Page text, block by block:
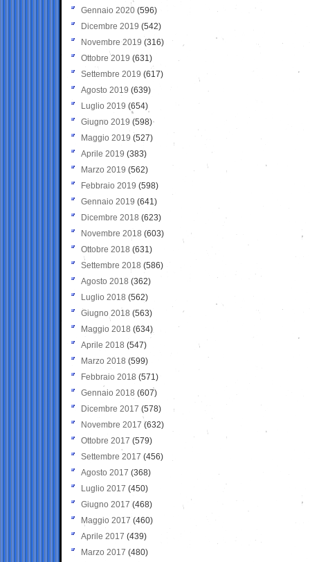
Gennaio 2020 (596)
Dicembre 2019 (542)
Novembre 2019 (316)
Ottobre 2019 (631)
Settembre 2019 (617)
Agosto 2019 (639)
Luglio 2019 (654)
Giugno 2019 (598)
Maggio 2019 (527)
Aprile 2019 (383)
Marzo 2019 (562)
Febbraio 2019 (598)
Gennaio 2019 (641)
Dicembre 2018 (623)
Novembre 2018 (603)
Ottobre 2018 (631)
Settembre 2018 (586)
Agosto 2018 (362)
Luglio 2018 (562)
Giugno 2018 (563)
Maggio 2018 (634)
Aprile 2018 (547)
Marzo 2018 (599)
Febbraio 2018 (571)
Gennaio 2018 (607)
Dicembre 2017 (578)
Novembre 2017 (632)
Ottobre 2017 (579)
Settembre 2017 (456)
Agosto 2017 (368)
Luglio 2017 (450)
Giugno 2017 (468)
Maggio 2017 (460)
Aprile 2017 (439)
Marzo 2017 (480)